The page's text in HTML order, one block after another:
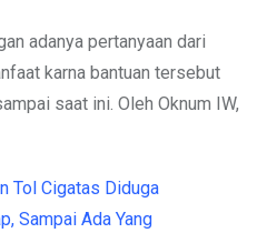
adanya pertanyaan dari
karna bantuan tersebut
saat ini. Oleh Oknum IW,
Tol Cigatas Diduga
Sampai Ada Yang